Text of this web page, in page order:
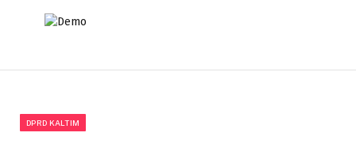
DPRD KALTIM